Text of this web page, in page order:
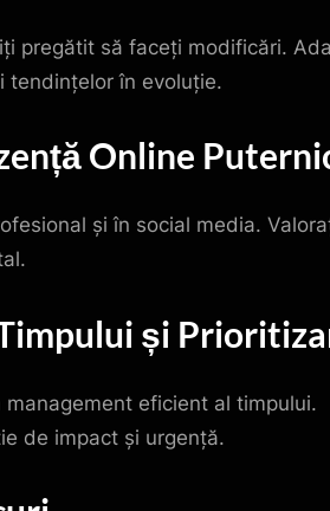
pregătit să faceți modificări.
tendințelor în evoluție.
Online
și în social media.
și
eficient al timpului.
de impact și urgență.